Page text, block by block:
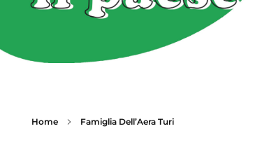
Home Famiglia Dell’Aera Turi